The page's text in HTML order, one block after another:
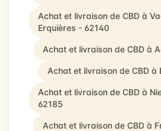
Achat et livraison de CBD à
Erquières - 62140
Achat et livraison de CBD à
Achat et livraison de CBD à
Achat et livraison de CBD à
62185
Achat et livraison de CBD à